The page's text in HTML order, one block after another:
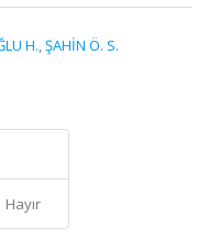
H.,ŞAHİN Ö. S.
Hayır